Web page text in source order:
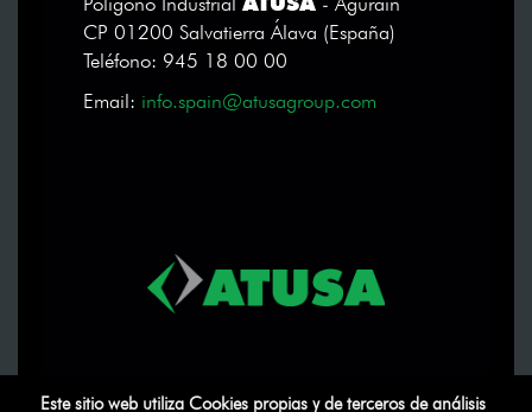
Polígono Industrial
- Agurain
CP 01200 Salvatierra Álava (España)
Teléfono: 945 18 00 00
Email: info.spain@atusagroup.com
Este sitio web utiliza Cookies propias y de terceros de análisis